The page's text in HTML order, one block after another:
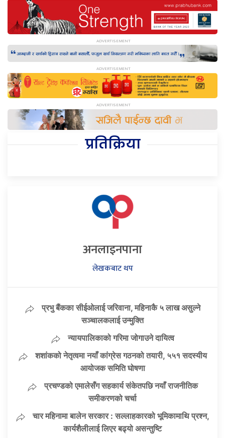
प्रतिक्रिया
अनलाइनपाना
लेखकबाट थप
प्रभु बैंकका सीईओलाई जरिवाना, महिनाकै ५ लाख असुल्ने
सञ्चालकलाई उन्मुक्ति
न्यायपालिकाको गरिमा जोगाउने दायित्व
शशांकको नेतृत्वमा नयाँ कांग्रेस गठनको तयारी, ५५१ सदस्यीय
आयोजक समिति घोषणा
प्रचण्डको एमालेसँग सहकार्य संकेतपछि नयाँ राजनीतिक
समीकरणको चर्चा
चार महिनामा बालेन सरकार : सल्लाहकारको भूमिकामाथि प्रश्न,
कार्यशैलीलाई लिएर बढ्यो असन्तुष्टि